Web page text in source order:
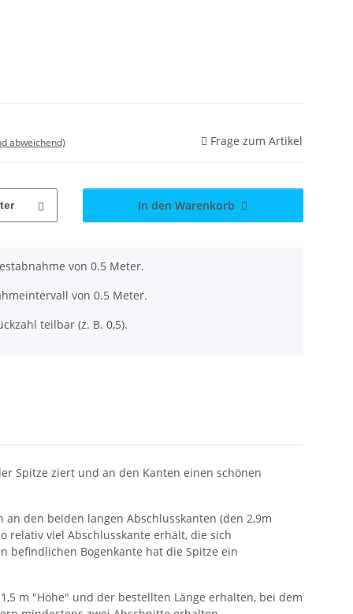
abweichend) Frage zum Artikel
In den Warenkorb
von 0.5 Meter.
von 0.5 Meter.
teilbar (z. B. 0,5).
Spitze ziert und an den Kanten einen schönen
den beiden langen Abschlusskanten (den 2,9m
relativ viel Abschlusskante erhält, die sich
befindlichen Bogenkante hat die Spitze ein
m "Höhe" und der bestellten Länge erhalten, bei dem